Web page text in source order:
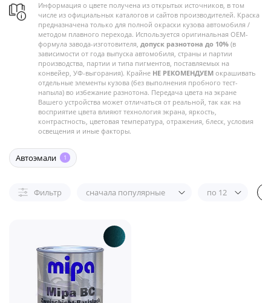
Информация о цвете получена из открытых источников, в том
числе из официальных каталогов и сайтов производителей. Краска
предназначена только для полной окраски кузова автомобиля /
методом плавного перехода. Используется оригинальная OEM-
формула завода-изготовителя, допуск разнотона до 10% (в
зависимости от года выпуска автомобиля, страны и партии
производства, партии и типа пигментов, поставляемых на
конвейер, УФ-выгорания). Крайне НЕ РЕКОМЕНДУЕМ окрашивать
отдельные элементы кузова (без выполнения пробного тест-
напыла) во избежание разнотона. Передача цвета на экране
Вашего устройства может отличаться от реальной, так как на
восприятие цвета влияют технология экрана, яркость,
контрастность, цветовая температура, отражения, блеск, условия
освещения и иные факторы.
Автоэмали 1
Фильтр сначала популярные по 12